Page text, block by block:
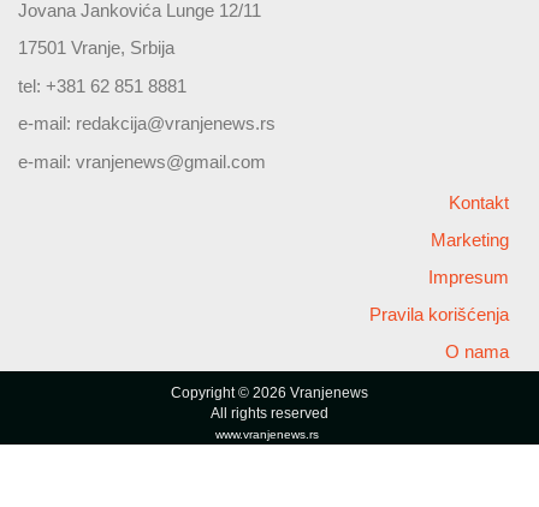
Jovana Jankovića Lunge 12/11
17501 Vranje, Srbija
tel: +381 62 851 8881
e-mail: redakcija@vranjenews.rs
e-mail: vranjenews@gmail.com
Kontakt
Marketing
Impresum
Pravila korišćenja
O nama
Copyright © 2026 Vranjenews
All rights reserved
www.vranjenews.rs